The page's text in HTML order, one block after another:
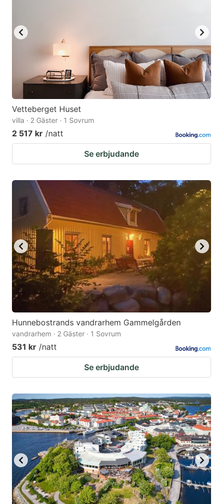
Vetteberget Huset
villa · 2 Gäster · 1 Sovrum
2 517 kr /natt
Se erbjudande
Hunnebostrands vandrarhem Gammelgården
vandrarhem · 2 Gäster · 1 Sovrum
531 kr /natt
Se erbjudande